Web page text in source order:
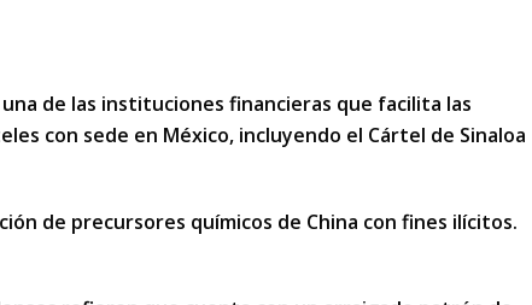
de las instituciones financieras que facilita las
con sede en México, incluyendo el Cártel de Sinaloa
de precursores químicos de China con fines ilícitos.